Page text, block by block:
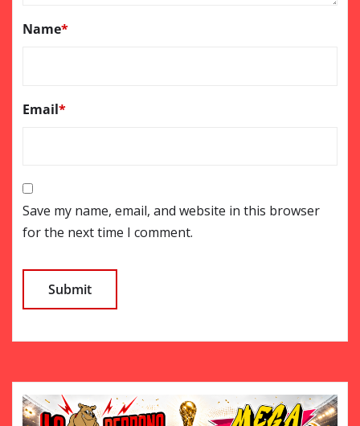
Name*
Email*
Save my name, email, and website in this browser
for the next time I comment.